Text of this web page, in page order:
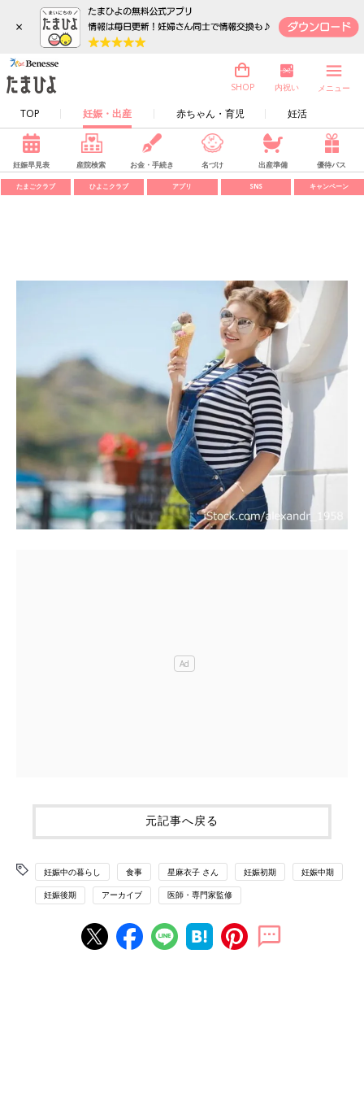
×
TOP 妊娠・出産 赤ちゃん・育児 妊活
SHOP 内祝い メニュー
妊娠早見表 産院検索 お金・手続き 名づけ 出産準備 優待パス
たまごクラブ ひよこクラブ アプリ SNS キャンペーン
元記事へ戻る
妊娠中の暮らし 食事 星麻衣子 さん 妊娠初期 妊娠中期
妊娠後期 アーカイブ 医師・専門家監修